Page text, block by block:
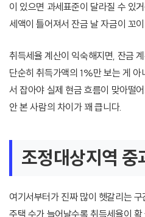
이 있으면 과세표준이 달라질 수 있
세액이 틀어져서 잔금 날 자금이 꼬
취득세율 계산이 익숙해지면, 잔금
단순히 취득가액의 1%만 보는 게
서 잡아야 실제 현금 흐름이 맞아떨
안 본 사람의 차이가 꽤 큽니다.
조정대상지역 중
여기서부터가 진짜 많이 헷갈리는
주택 수가 늘어날수록 취득세율이